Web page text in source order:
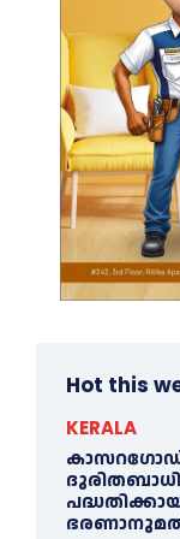
Hot this
KERALA